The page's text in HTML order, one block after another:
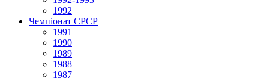
1992
Чемпіонат СРСР
1991
1990
1989
1988
1987